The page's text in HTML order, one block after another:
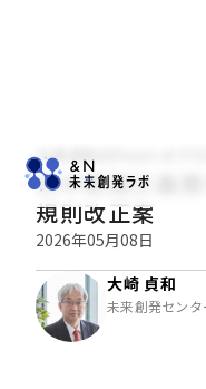
大崎貞和のPoint of グロ
四半期開示義
規則改正案
2026年05月08日
大崎 貞和
未来創発センタ